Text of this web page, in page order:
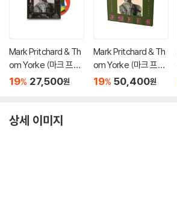
Mark Pritchard & Th
om Yorke (마크 프리
처드 & 톰 요크) - Tall
19% 27,500원
Mark Pritchard & Th
om Yorke (마크 프리
처드 & 톰 요크) - Tall
19% 50,400원
상세 이미지